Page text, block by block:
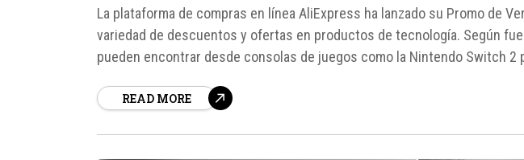
La plataforma de compras en línea AliExpress ha lanzado su Promo de
variedad de descuentos y ofertas en productos de tecnología. Según
pueden encontrar desde consolas de juegos como la Nintendo Switch 2
READ MORE